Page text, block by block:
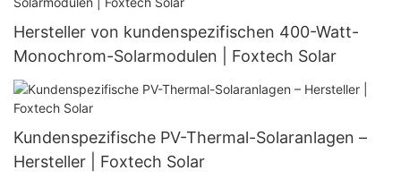
Hersteller von kundenspezifischen 400-Watt-
Monochrom-Solarmodulen | Foxtech Solar
Kundenspezifische PV-Thermal-Solaranlagen –
Hersteller | Foxtech Solar